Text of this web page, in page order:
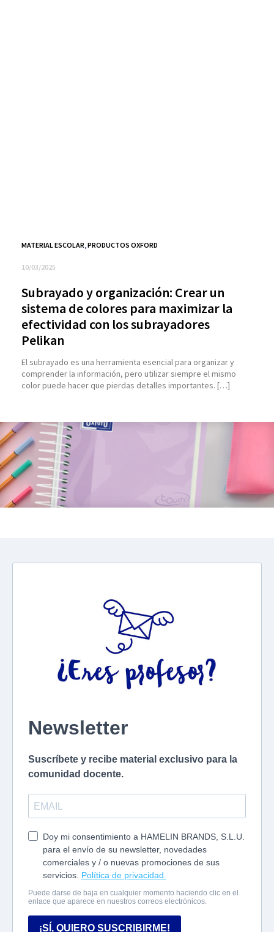
MATERIAL ESCOLAR,PRODUCTOS OXFORD
10/03/2025
Subrayado y organización: Crear un
sistema de colores para maximizar la
efectividad con los subrayadores
Pelikan
El subrayado es una herramienta esencial para organizar y
comprender la información, pero utilizar siempre el mismo
color puede hacer que pierdas detalles importantes. […]